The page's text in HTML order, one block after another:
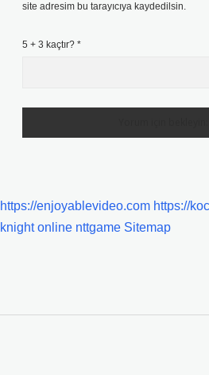
site adresim bu tarayıcıya kaydedilsin.
5 + 3 kaçtır? *
https://enjoyablevideo.com https://
knight online nttgame Sitemap